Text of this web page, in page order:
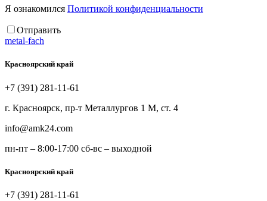
Я ознакомился Политикой конфиденциальности
Отправить
metal-fach
Красноярский край
+7 (391) 281-11-61
г. Красноярск, пр-т Металлургов 1 М, ст. 4
info@amk24.com
пн-пт – 8:00-17:00 сб-вс – выходной
Красноярский край
+7 (391) 281-11-61